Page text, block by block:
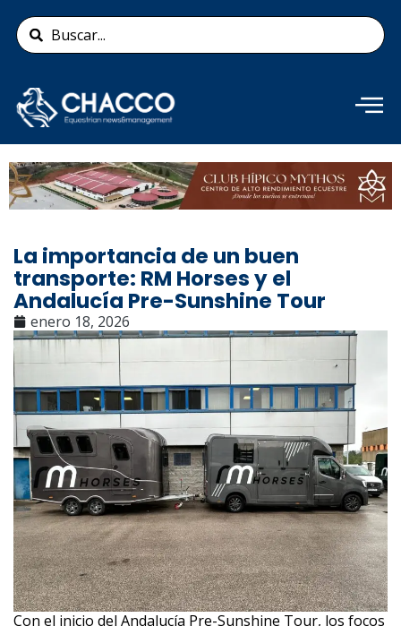
contenido
Search
...
Añade aquí tu texto de
cabecera
La importancia de un buen
transporte: RM Horses y el
Andalucía Pre-Sunshine Tour
enero 18, 2026
Con el inicio del Andalucía Pre-Sunshine Tour, los focos